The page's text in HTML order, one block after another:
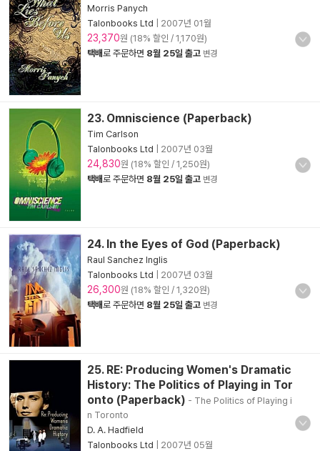
Morris Panych
Talonbooks Ltd
2007년 01월
23,370원 (18% 할인 / 1,170원)
택배로 주문하면 8월 25일 출고 변경
23. Omniscience (Paperback)
Tim Carlson
Talonbooks Ltd
2007년 03월
24,830원 (18% 할인 / 1,250원)
택배로 주문하면 8월 25일 출고 변경
24. In the Eyes of God (Paperback)
Raul Sanchez Inglis
Talonbooks Ltd
2007년 03월
26,300원 (18% 할인 / 1,320원)
택배로 주문하면 8월 25일 출고 변경
25. RE: Producing Women's Dramatic
History: The Politics of Playing in Tor
onto (Paperback) - The Politics of Playing i
n Toronto
D. A. Hadfield
Talonbooks Ltd
2007년 05월